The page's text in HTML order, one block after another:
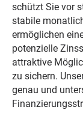
schützt Sie vor
stabile
ermöglichen
potenzielle
attraktive
zu sichern.
genau und